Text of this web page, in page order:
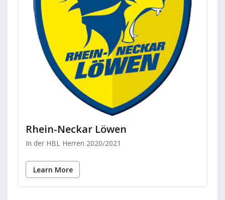
Rhein-Neckar Löwen
In der HBL Herren 2020/2021
Learn More